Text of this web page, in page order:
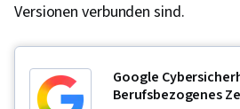
Versionen verbunden sind.
Google
Berufsbezogenes